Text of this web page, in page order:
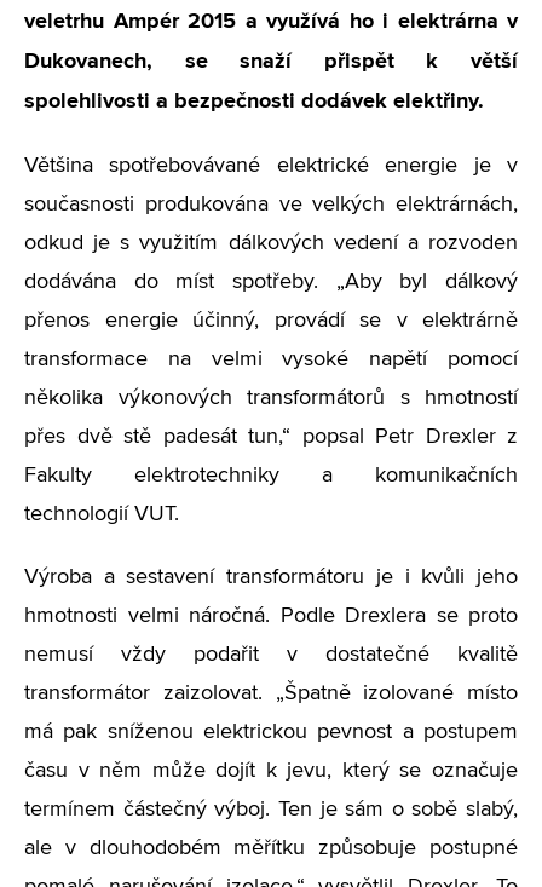
veletrhu Ampér 2015 a využívá ho i elektrárna v
Dukovanech, se snaží přispět k větší
spolehlivosti a bezpečnosti dodávek elektřiny.
Většina spotřebovávané elektrické energie je v
současnosti produkována ve velkých elektrárnách,
odkud je s využitím dálkových vedení a rozvoden
dodávána do míst spotřeby. „Aby byl dálkový
přenos energie účinný, provádí se v elektrárně
transformace na velmi vysoké napětí pomocí
několika výkonových transformátorů s hmotností
přes dvě stě padesát tun,“ popsal Petr Drexler z
Fakulty elektrotechniky a komunikačních
technologií VUT.
Výroba a sestavení transformátoru je i kvůli jeho
hmotnosti velmi náročná. Podle Drexlera se proto
nemusí vždy podařit v dostatečné kvalitě
transformátor zaizolovat. „Špatně izolované místo
má pak sníženou elektrickou pevnost a postupem
času v něm může dojít k jevu, který se označuje
termínem částečný výboj. Ten je sám o sobě slabý,
ale v dlouhodobém měřítku způsobuje postupné